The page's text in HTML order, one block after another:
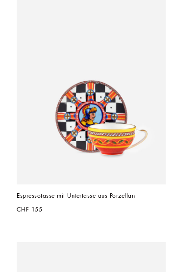
Espressotasse mit Untertasse aus Porzellan
CHF 155